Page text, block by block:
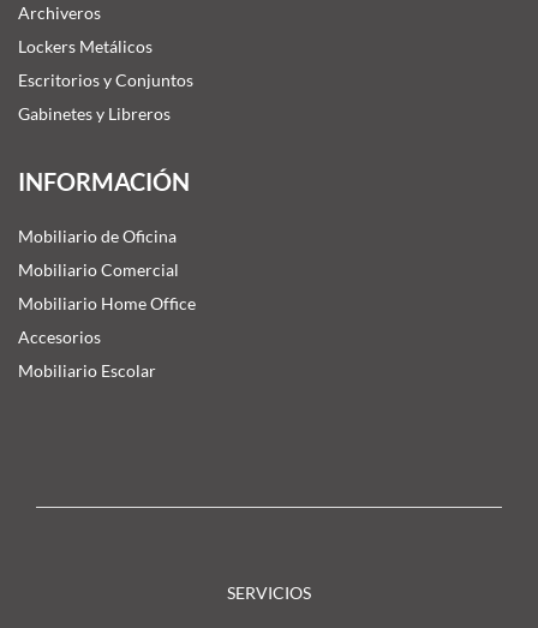
Archiveros
Lockers Metálicos
Escritorios y Conjuntos
Gabinetes y Libreros
INFORMACIÓN
Mobiliario de Oficina
Mobiliario Comercial
Mobiliario Home Office
Accesorios
Mobiliario Escolar
SERVICIOS